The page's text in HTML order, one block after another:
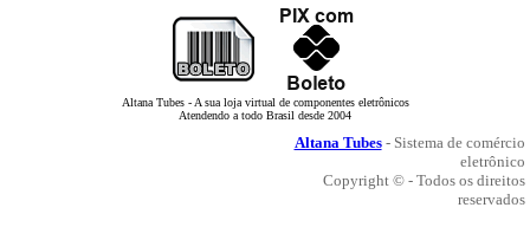
Altana Tubes - A sua loja virtual de componentes eletrônicos
Atendendo a todo Brasil desde 2004
Altana Tubes- Sistema de comércio
eletrônico
Copyright © - Todos os direitos
reservados